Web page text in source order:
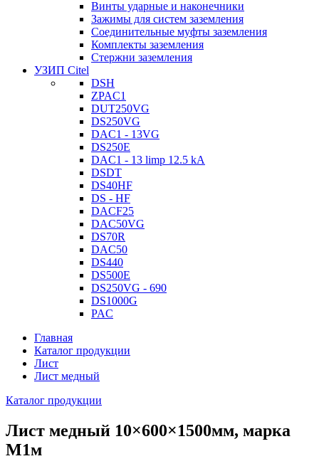
Винты ударные и наконечники
Зажимы для систем заземления
Соединительные муфты заземления
Комплекты заземления
Стержни заземления
УЗИП Citel
DSH
ZPAC1
DUT250VG
DS250VG
DAC1 - 13VG
DS250E
DAC1 - 13 limp 12.5 kA
DSDT
DS40HF
DS - HF
DACF25
DAC50VG
DS70R
DAC50
DS440
DS500E
DS250VG - 690
DS1000G
PAC
Главная
Каталог продукции
Лист
Лист медный
Каталог продукции
Лист медный 10×600×1500мм, марка
М1м